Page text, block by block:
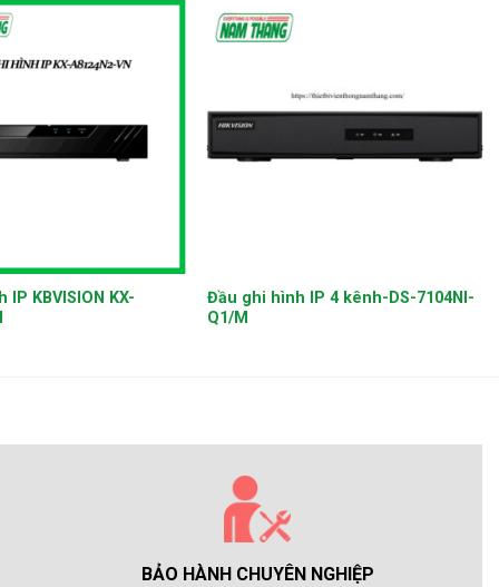
KBVISION KX-
Đầu ghi hình IP 4 kênh-DS-7104NI-
Q1/M
BẢO HÀNH CHUYÊN NGHIỆP